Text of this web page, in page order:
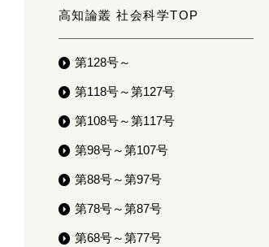
高知論叢 社会科学TOP
第128号～
第118号～第127号
第108号～第117号
第98号～第107号
第88号～第97号
第78号～第87号
第68号～第77号